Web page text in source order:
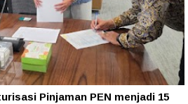
Pinjaman PEN menjadi 15